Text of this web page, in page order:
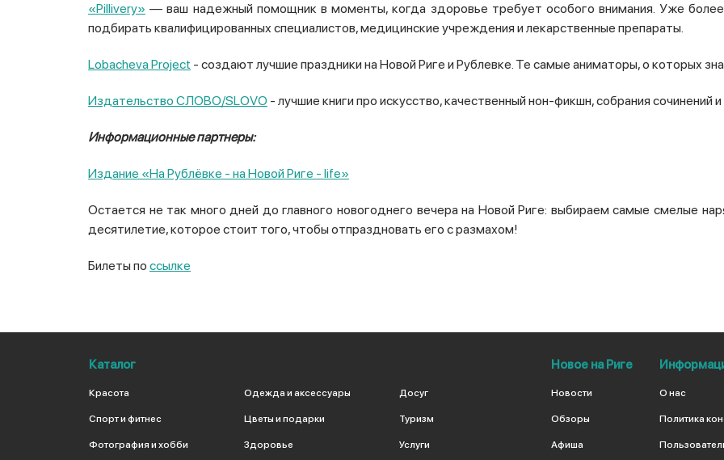
«Pillivery» — ваш надежный помощник в моменты, когда здоровье требует особого внимания. Уже
подбирать квалифицированных специалистов, медицинские учреждения и лекарственные препараты.
Lobacheva Project - создают лучшие праздники на Новой Риге и Рублевке. Те самые аниматоры, о которых
Издательство СЛОВО/SLOVO - лучшие книги про искусство, качественный нон-фикшн, собрания сочинений
Информационные партнеры:
Издание «На Рублёвке - на Новой Риге - life»
Остается не так много дней до главного новогоднего вечера на Новой Риге: выбираем самые смелые
десятилетие, которое стоит того, чтобы отпраздновать его с размахом!
Билеты по ссылке
Каталог
Красота
Спорт и фитнес
Фотография и хобби
Одежда и аксессуары
Цветы и подарки
Здоровье
Досуг
Туризм
Услуги
Новое на Риге
Новости
Обзоры
Афиша
О нас
Политика